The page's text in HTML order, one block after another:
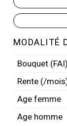
MODALITÉ
Bouquet
Rente (/
Age femme
Age homme